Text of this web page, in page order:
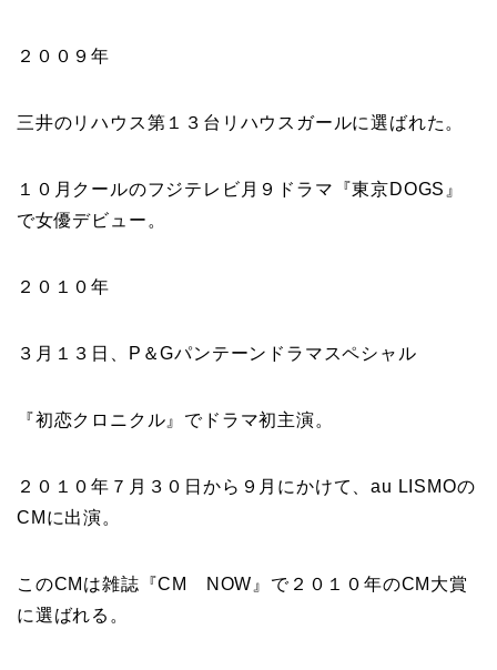
２００９年
三井のリハウス第１３台リハウスガールに選ばれた。
１０月クールのフジテレビ月９ドラマ『東京DOGS 』
で女優デビュー。
２０１０年
３月１３日、P＆Gパンテーンドラマスペシャル
『初恋クロニクル 』で ドラマ初主演。
２０１０年７月３０日から９月にかけて、au LISMOの
CM に出演。
このCMは雑誌『CM NOW 』で２０１０年のCM大賞
に選ばれる。